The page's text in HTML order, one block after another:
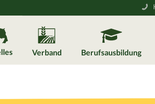
Verband Berufsausbildung